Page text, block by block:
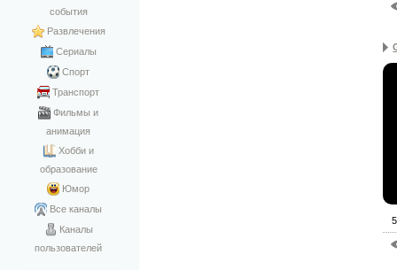
события
Развлечения
Сериалы
Спорт
Транспорт
Фильмы и
анимация
Хобби и
образование
Юмор
Все каналы
Каналы
пользователей